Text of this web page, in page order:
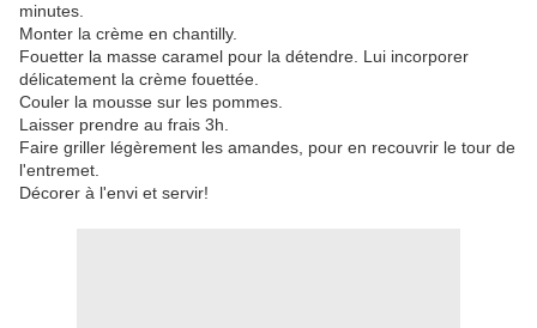
minutes.
Monter la crème en chantilly.
Fouetter la masse caramel pour la détendre. Lui incorporer
délicatement la crème fouettée.
Couler la mousse sur les pommes.
Laisser prendre au frais 3h.
Faire griller légèrement les amandes, pour en recouvrir le tour de
l'entremet.
Décorer à l'envi et servir!